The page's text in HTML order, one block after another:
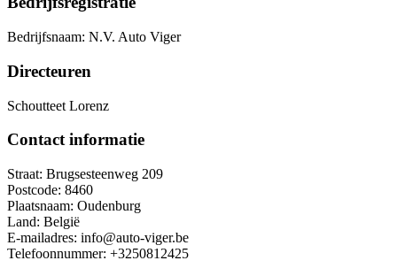
Bedrijfsnaam: N.V. Auto Viger
Directeuren
Schoutteet Lorenz
Contact informatie
Straat: Brugsesteenweg 209
Postcode: 8460
Plaatsnaam: Oudenburg
Land: België
E-mailadres: info@auto-viger.be
Telefoonnummer: +3250812425